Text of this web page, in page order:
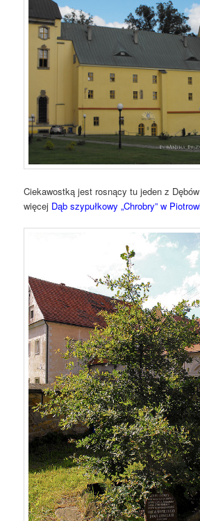
Ciekawostką jest rosnący tu jeden z
więcej Dąb szypułkowy „Chrobry” w